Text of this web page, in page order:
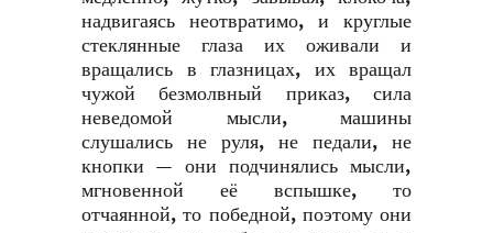
надвигаясь неотвратимо, и круглые
стеклянные глаза их оживали и
вращались в глазницах, их вращал
чужой безмолвный приказ, сила
неведомой мысли, машины
слушались не руля, не педали, не
кнопки — они подчинялись мысли,
мгновенной её вспышке, то
отчаянной, то победной, поэтому они